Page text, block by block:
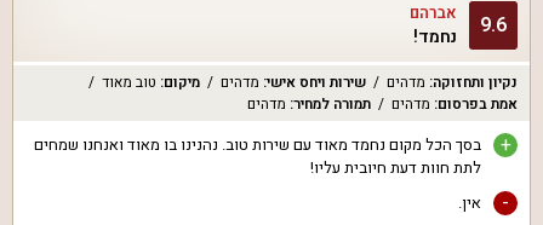
9.6 אברהם
נחמד!
נקיון ותחזוקה: מדהים שירות ויחס אישי: מדהים מיקום: טוב מאוד
אמת בפרסום: מדהים תמורה למחיר: מדהים
+
בסך הכל מקום נחמד מאוד עם שירות טוב. נהנינו בו מאוד ואנחנו שמחים
לתת חוות דעת חיובית עליו!
- אין.